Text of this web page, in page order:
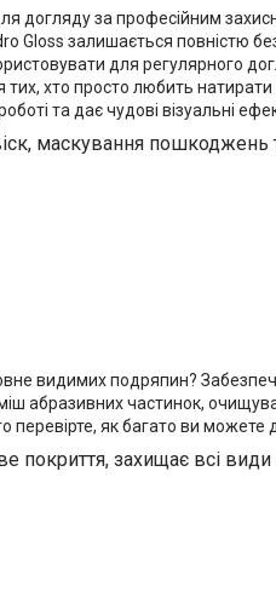
догляду за професійним
Gloss залишається повністю
для регулярного
хто просто любить
та дає чудові візуальні
маскування пошкоджень
видимих ​​подряпин?
абразивних частинок,
як багато ви
покриття, захищає всі